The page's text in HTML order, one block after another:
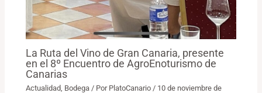
La Ruta del Vino de Gran Canaria, presente
en el 8º Encuentro de AgroEnoturismo de
Canarias
Actualidad Bodega / Por PlatoCanario / 10 de noviembre de